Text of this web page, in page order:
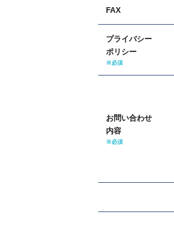
FAX
プライバシー
ポリシー
※必須
お問い合わせ
内容
※必須